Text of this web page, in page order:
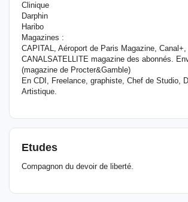
Clinique
Darphin
Haribo
Magazines :
CAPITAL, Aéroport de Paris Magazine, Canal+,
CANALSATELLITE magazine des abonnés.
(magazine de Procter&Gamble)
En CDI, Freelance, graphiste, Chef de Studio,
Artistique.
Etudes
Compagnon du devoir de liberté.